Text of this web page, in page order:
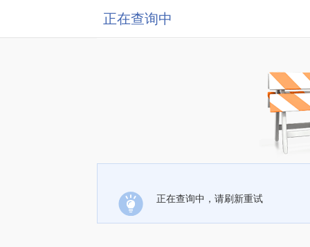
正在查询中
正在查询中，请刷新重试